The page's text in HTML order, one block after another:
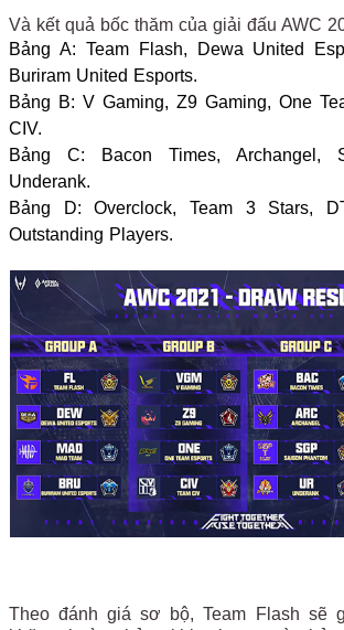
Và kết quả bốc thăm của giải đấu AWC
Bảng A: Team Flash, Dewa United
Buriram United Esports.
Bảng B: V Gaming, Z9 Gaming, One
CIV.
Bảng C: Bacon Times, Archangel,
Underank.
Bảng D: Overclock, Team 3 Stars,
Outstanding Players.
Theo đánh giá sơ bộ, Team Flash sẽ